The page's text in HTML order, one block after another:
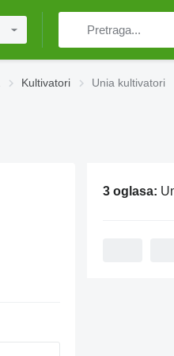
Kultivatori Unia kultivatori
3 oglasa: